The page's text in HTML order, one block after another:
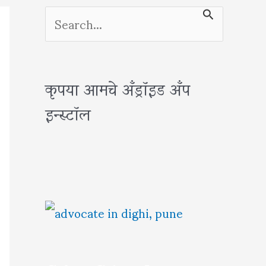
S
e
r
c
r
कृपया आमचे अँड्रॉइड अँप
इन्स्टॉल